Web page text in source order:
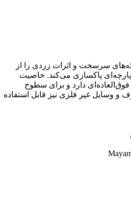
سرسخت و اثرات زردی را از
پاکسازی می‌کند. خاصیت
دارد و برای سطوح
غیر فلزی نیز قابل استفاده